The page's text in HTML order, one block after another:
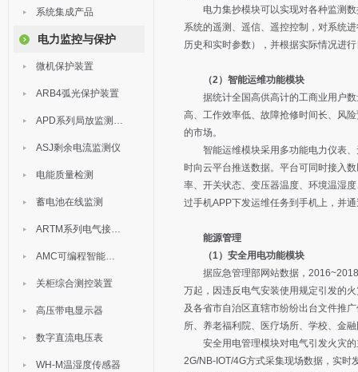
系统集成产品
电力监控与保护
微机保护装置
ARB4弧光保护装置
APD系列局放监测装置
ASJ剩余电流监测仪
电能质量检测
蓄电池在线监测
ARTM系列电气接点测温装置
AMC可编程智能电测表
关柜综合测控装置
高压带电显示器
数字直流电压表
WH-M温湿度传感器
电力集抄模块可以实现对各种监测数
系统的遥测、遥信、遥控控制，对系统
历史和实时参数），并根据实际情况进
（2）智能运维功能模块
据统计全国高供高计的工商业用户数
高、工作效率低、故障抢修时间长、风
的市场。
智能运维模块采用多功能电力仪表、
时向云平台推送数据。平台可同时接入
率、开关状态、变压器温度、环境温湿
过手机APP下发运维任务到手机上，并
能源管理
（1）安全用电功能模块
据应急管理部网站数据，2016~2018
万起，因违反电气安装使用规定引发的
及各省市自治区直辖市纷纷出台文件推
所、养老福利院、医疗场所、学校、金
安全用电管理模块对电气引发火灾的
2G/NB-IOT/4G方式采集现场数据，实时